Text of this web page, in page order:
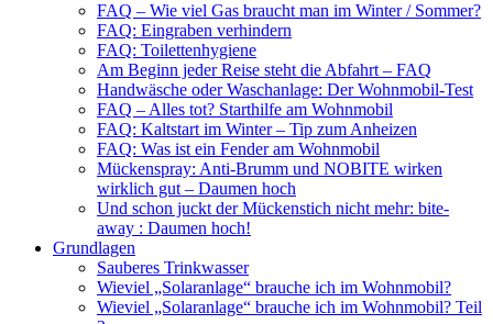
FAQ – Wie viel Gas braucht man im Winter / Sommer?
FAQ: Eingraben verhindern
FAQ: Toilettenhygiene
Am Beginn jeder Reise steht die Abfahrt – FAQ
Handwäsche oder Waschanlage: Der Wohnmobil-Test
FAQ – Alles tot? Starthilfe am Wohnmobil
FAQ: Kaltstart im Winter – Tip zum Anheizen
FAQ: Was ist ein Fender am Wohnmobil
Mückenspray: Anti-Brumm und NOBITE wirken
wirklich gut – Daumen hoch
Und schon juckt der Mückenstich nicht mehr: bite-
away : Daumen hoch!
Grundlagen
Sauberes Trinkwasser
Wieviel „Solaranlage“ brauche ich im Wohnmobil?
Wieviel „Solaranlage“ brauche ich im Wohnmobil? Teil